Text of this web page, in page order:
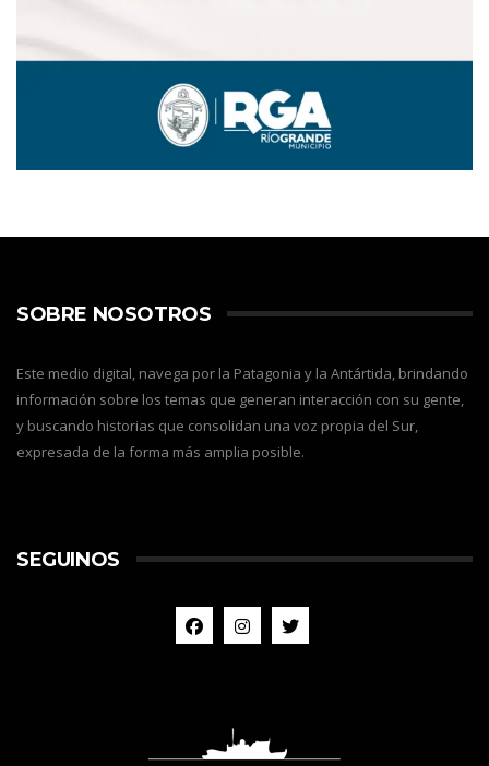
SOBRE NOSOTROS
Este medio digital, navega por la Patagonia y la Antártida, brindando
información sobre los temas que generan interacción con su gente,
y buscando historias que consolidan una voz propia del Sur,
expresada de la forma más amplia posible.
SEGUINOS